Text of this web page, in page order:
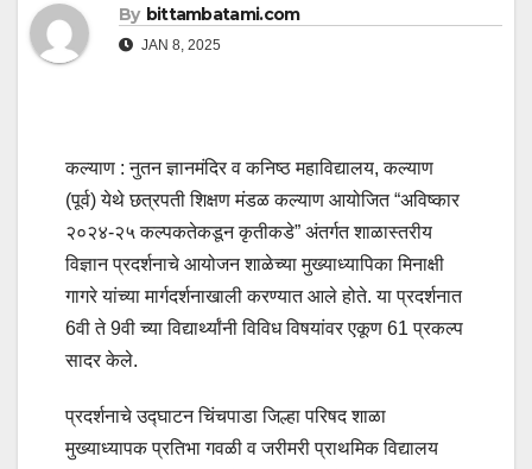
By bittambatami.com
JAN 8, 2025
कल्याण : नुतन ज्ञानमंदिर व कनिष्ठ महाविद्यालय, कल्याण
(पूर्व) येथे छत्रपती शिक्षण मंडळ कल्याण आयोजित “अविष्कार
२०२४-२५ कल्पकतेकडून कृतीकडे” अंतर्गत शाळास्तरीय
विज्ञान प्रदर्शनाचे आयोजन शाळेच्या मुख्याध्यापिका मिनाक्षी
गागरे यांच्या मार्गदर्शनाखाली करण्यात आले होते. या प्रदर्शनात
6वी ते 9वी च्या विद्यार्थ्यांनी विविध विषयांवर एकूण 61 प्रकल्प
सादर केले.
प्रदर्शनाचे उद्घाटन चिंचपाडा जिल्हा परिषद शाळा
मुख्याध्यापक प्रतिभा गवळी व जरीमरी प्राथमिक विद्यालय